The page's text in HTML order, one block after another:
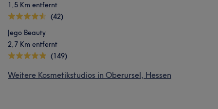
1,5 Km entfernt
(42)
Jego Beauty
2,7 Km entfernt
(149)
Weitere Kosmetikstudios in Oberursel, Hessen